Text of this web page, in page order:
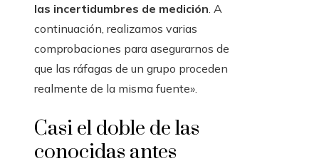
las incertidumbres de medición. A
continuación, realizamos varias
comprobaciones para asegurarnos de
que las ráfagas de un grupo proceden
realmente de la misma fuente».
Casi el doble de las
conocidas antes